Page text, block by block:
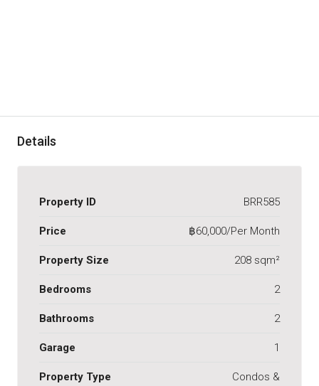
Details
Property ID BRR585
Price ฿60,000/Per Month
Property Size 208 sqm²
Bedrooms 2
Bathrooms 2
Garage 1
Property Type
Condos &